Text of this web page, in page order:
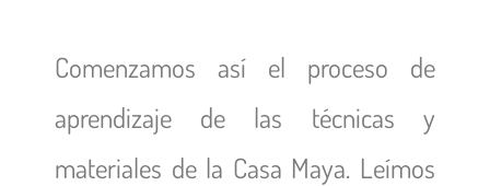
Comenzamos así el proceso de
aprendizaje de las técnicas y
materiales de la Casa Maya. Leímos